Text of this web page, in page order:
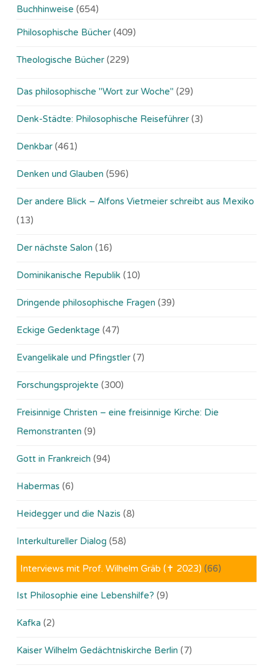
Buchhinweise (654)
Philosophische Bücher (409)
Theologische Bücher (229)
Das philosophische "Wort zur Woche" (29)
Denk-Städte: Philosophische Reiseführer (3)
Denkbar (461)
Denken und Glauben (596)
Der andere Blick – Alfons Vietmeier schreibt aus Mexiko
(13)
Der nächste Salon (16)
Dominikanische Republik (10)
Dringende philosophische Fragen (39)
Eckige Gedenktage (47)
Evangelikale und Pfingstler (7)
Forschungsprojekte (300)
Freisinnige Christen – eine freisinnige Kirche: Die
Remonstranten (9)
Gott in Frankreich (94)
Habermas (6)
Heidegger und die Nazis (8)
Interkultureller Dialog (58)
Interviews mit Prof. Wilhelm Gräb (✝ 2023) (66)
Ist Philosophie eine Lebenshilfe? (9)
Kafka (2)
Kaiser Wilhelm Gedächtniskirche Berlin (7)